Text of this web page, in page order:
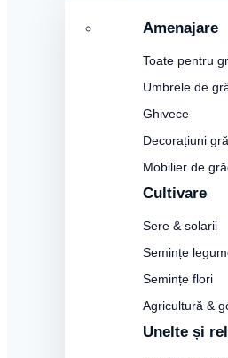
Amenajare
Toate pentru
Umbrele de
Ghivece
Decorațiuni
Mobilier de
Cultivare
Sere & solarii
Semințe
Semințe flori
Agricultură &
Unelte și